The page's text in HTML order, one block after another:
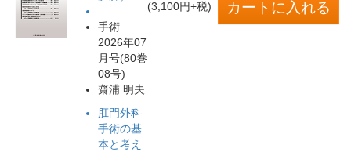
手術
2026年07
月号(80巻
08号)
齋浦 明夫
(3,100円+税)
肛門外科
手術の基
本と考え